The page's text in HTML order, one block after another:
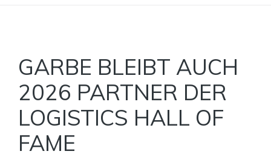
GARBE BLEIBT AUCH
2026 PARTNER DER
LOGISTICS HALL OF
FAME